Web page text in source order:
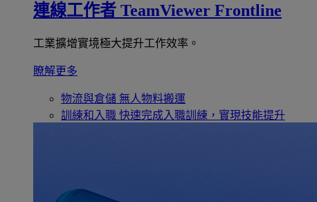
連線工作者 TeamViewer Frontline
工業擴增實境極大提升工作效率。
瞭解更多
物流與倉儲 無人物料搬運
訓練和入職 快速完成入職訓練，實現技能提升